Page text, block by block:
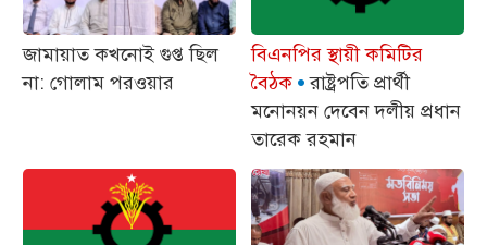
জামায়াত কখনোই গুপ্ত ছিল
না: গোলাম পরওয়ার
বিএনপির স্থায়ী কমিটির
বৈঠক
রাষ্ট্রপতি প্রার্থী
মনোনয়ন দেবেন দলীয় প্রধান
তারেক রহমান